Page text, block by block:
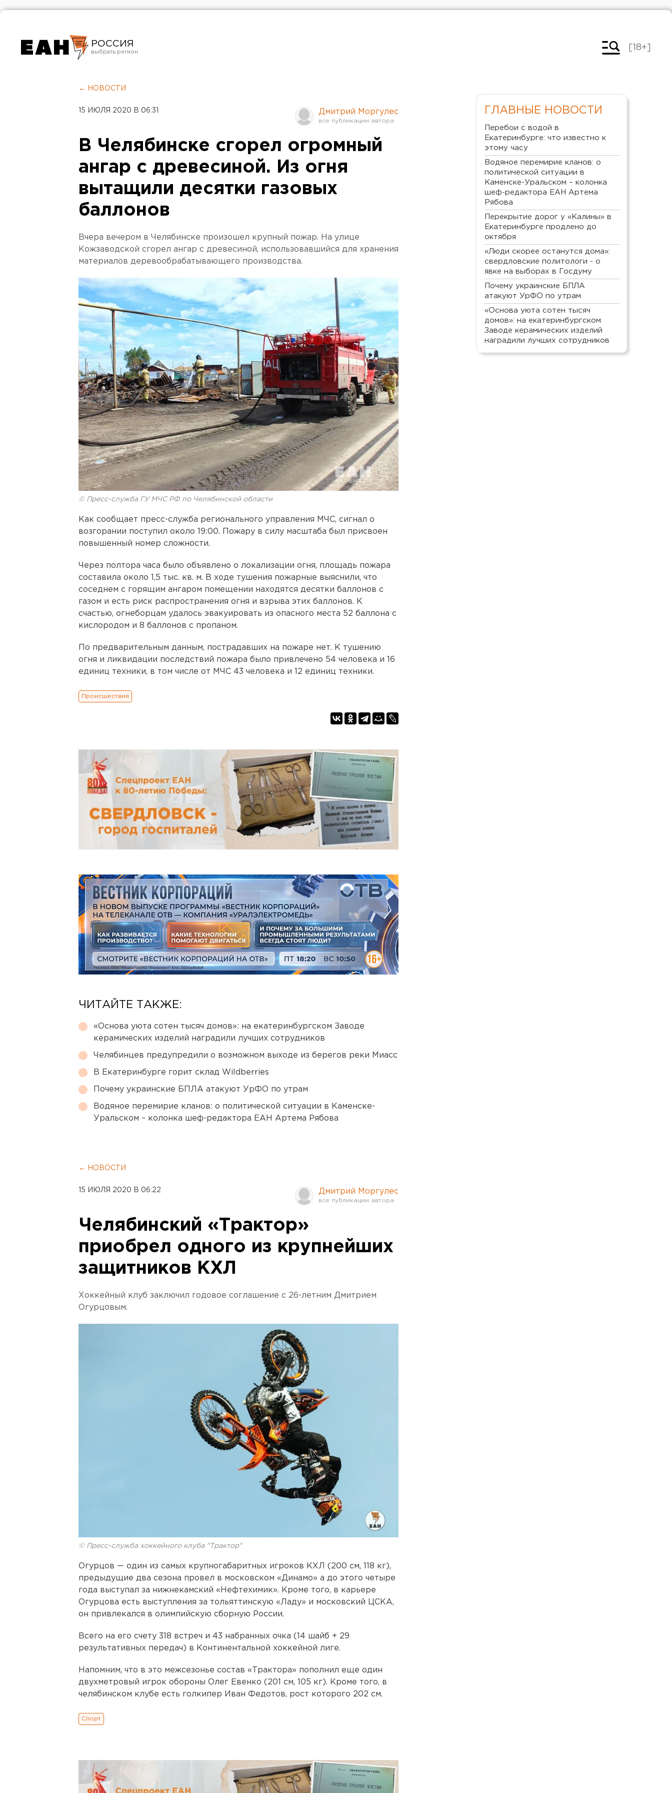
РОССИЯ
Челябинск
[18+]
← НОВОСТИ
15 ИЮЛЯ 2020 В 06:31 Дмитрий Моргулес
В Челябинске сгорел огромный
ангар с древесиной. Из огня
вытащили десятки газовых
баллонов
Вчера вечером в Челябинске произошел крупный пожар. На улице
Кожзаводской сгорел ангар с древесиной, использовавшийся для хранения
материалов деревообрабатывающего производства.
© Пресс-служба ГУ МЧС РФ по Челябинской области
Как сообщает пресс-служба регионального управления МЧС, сигнал о
возгорании поступил около 19:00. Пожару в силу масштаба был присвоен
повышенный номер сложности.
Через полтора часа было объявлено о локализации огня, площадь пожара
составила около 1,5 тыс. кв. м. В ходе тушения пожарные выяснили, что
соседнем с горящим ангаром помещении находятся десятки баллонов с
газом и есть риск распространения огня и взрыва этих баллонов. К
счастью, огнеборцам удалось эвакуировать из опасного места 52 баллона с
кислородом и 8 баллонов с пропаном.
По предварительным данным, пострадавших на пожаре нет. К тушению
огня и ликвидации последствий пожара было привлечено 54 человека и 16
единиц техники, в том числе от МЧС 43 человека и 12 единиц техники.
Происшествия
ЧИТАЙТЕ ТАКЖЕ:
«Основа уюта сотен тысяч домов»: на екатеринбургском Заводе
керамических изделий наградили лучших сотрудников
Челябинцев предупредили о возможном выходе из берегов реки Миасс
В Екатеринбурге горит склад Wildberries
Почему украинские БПЛА атакуют УрФО по утрам
Водяное перемирие кланов: о политической ситуации в Каменске-
Уральском – колонка шеф-редактора ЕАН Артема Рябова
← НОВОСТИ
15 ИЮЛЯ 2020 В 06:22 Дмитрий Моргулес
Челябинский «Трактор»
приобрел одного из крупнейших
защитников КХЛ
Хоккейный клуб заключил годовое соглашение с 26-летним Дмитрием
Огурцовым.
© Пресс-служба хоккейного клуба "Трактор"
Огурцов — один из самых крупногабаритных игроков КХЛ (200 см, 118 кг),
предыдущие два сезона провел в московском «Динамо» а до этого четыре
года выступал за нижнекамский «Нефтехимик». Кроме того, в карьере
Огурцова есть выступления за тольяттинскую «Ладу» и московский ЦСКА,
он привлекался в олимпийскую сборную России.
Всего на его счету 318 встреч и 43 набранных очка (14 шайб + 29
результативных передач) в Континентальной хоккейной лиге.
Напомним, что в это межсезонье состав «Трактора» пополнил еще один
двухметровый игрок обороны Олег Евенко (201 см, 105 кг). Кроме того, в
челябинском клубе есть голкипер Иван Федотов, рост которого 202 см.
Спорт
ГЛАВНЫЕ НОВОСТИ
Перебои с водой в
Екатеринбурге: что известно к
этому часу
Водяное перемирие кланов: о
политической ситуации в
Каменске-Уральском – колонка
шеф-редактора ЕАН Артема
Рябова
Перекрытие дорог у «Калины» в
Екатеринбурге продлено до
октября
«Люди скорее останутся дома»:
свердловские политологи - о
явке на выборах в Госдуму
Почему украинские БПЛА
атакуют УрФО по утрам
«Основа уюта сотен тысяч
домов»: на екатеринбургском
Заводе керамических изделий
наградили лучших сотрудников